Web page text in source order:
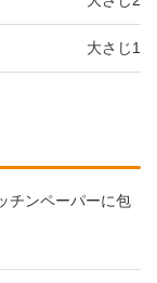
大さじ1
チンペーパーに包